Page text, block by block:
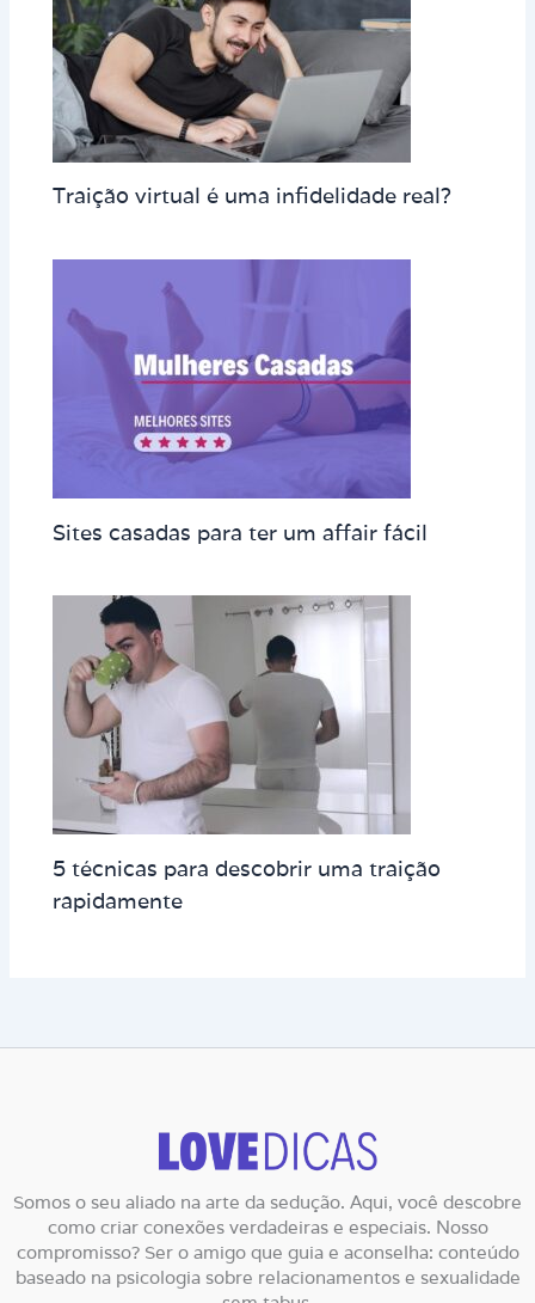
Traição virtual é uma infidelidade real?
Sites casadas para ter um affair fácil
5 técnicas para descobrir uma traição
rapidamente
Somos o seu aliado na arte da sedução. Aqui, você descobre
como criar conexões verdadeiras e especiais. Nosso
compromisso? Ser o amigo que guia e aconselha: conteúdo
baseado na psicologia sobre relacionamentos e sexualidade